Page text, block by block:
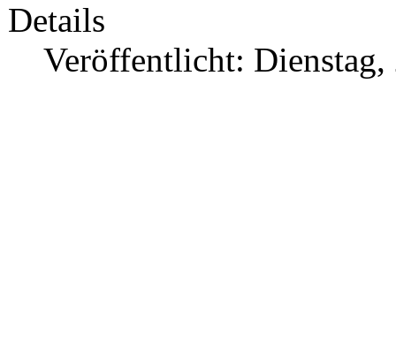
Details
Veröffentlicht: Dienstag,